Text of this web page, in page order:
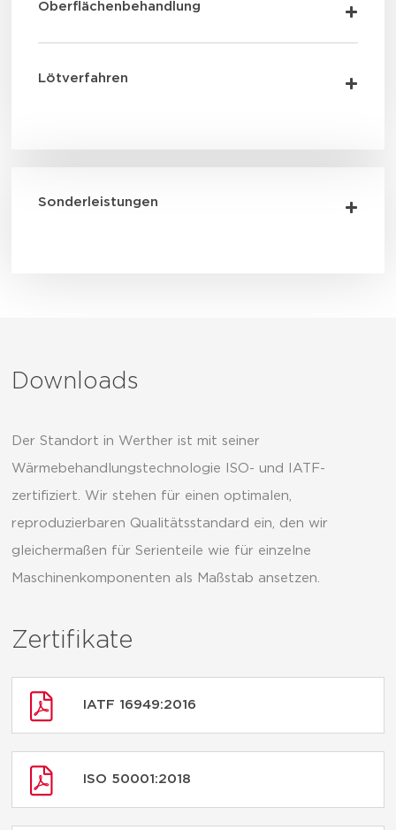
Oberflächenbehandlung
Lötverfahren
Sonderleistungen
Downloads
Der Standort in Werther ist mit seiner
Wärmebehandlungstechnologie ISO- und IATF-
zertifiziert. Wir stehen für einen optimalen,
reproduzierbaren Qualitätsstandard ein, den wir
gleichermaßen für Serienteile wie für einzelne
Maschinenkomponenten als Maßstab ansetzen.
Zertifikate
IATF 16949:2016
ISO 50001:2018